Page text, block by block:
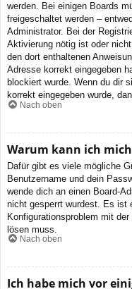
werden. Bei einigen Boards
freigeschaltet werden –
Administrator. Bei der
Aktivierung nötig ist oder
den dort enthaltenen
Adresse korrekt eingegeben
blockiert wurde. Wenn du dir
korrekt eingegeben wurde,
Nach oben
Warum kann ich
Dafür gibt es viele mögliche
Benutzername und dein
wende dich an einen Board-
nicht gesperrt wurdest. Es ist
Konfigurationsproblem mit
lösen muss.
Nach oben
Ich habe mich vor